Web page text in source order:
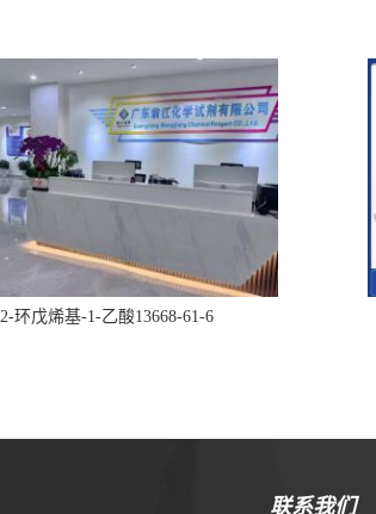
2-环戊烯基-1-乙酸13668-61-6
联系我们